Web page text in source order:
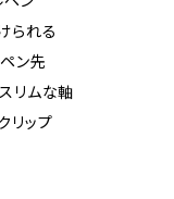
られる
ン先
リムな軸
リップ